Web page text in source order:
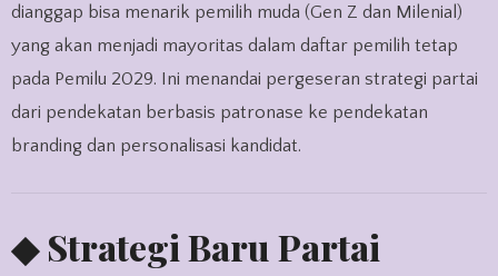
dianggap bisa menarik pemilih muda (Gen Z dan Milenial)
yang akan menjadi mayoritas dalam daftar pemilih tetap
pada Pemilu 2029. Ini menandai pergeseran strategi partai
dari pendekatan berbasis patronase ke pendekatan
branding dan personalisasi kandidat.
◆ Strategi Baru Partai